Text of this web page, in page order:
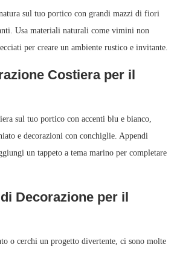
sul tuo portico con grandi mazzi di fiori
Usa materiali naturali come vimini non
per creare un ambiente rustico e invitante.
Costiera per il
sul tuo portico con accenti blu e bianco,
e decorazioni con conchiglie. Appendi
un tappeto a tema marino per completare
Decorazione per il
o cerchi un progetto divertente, ci sono molte